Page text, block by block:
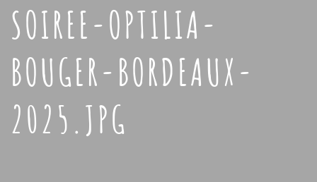
SOIREE-OPTILIA-
BOUGER-BORDEAUX-
2025.JPG